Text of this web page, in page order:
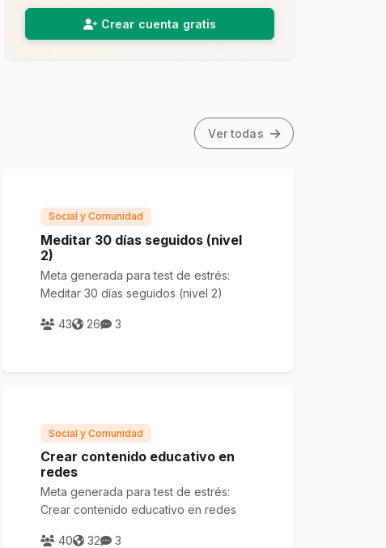
Crear cuenta gratis
Ver todas
Social y Comunidad
Meditar 30 días seguidos (nivel
2)
Meta generada para test de estrés:
Meditar 30 días seguidos (nivel 2)
43 26 3
Social y Comunidad
Crear contenido educativo en
redes
Meta generada para test de estrés:
Crear contenido educativo en redes
40 32 3